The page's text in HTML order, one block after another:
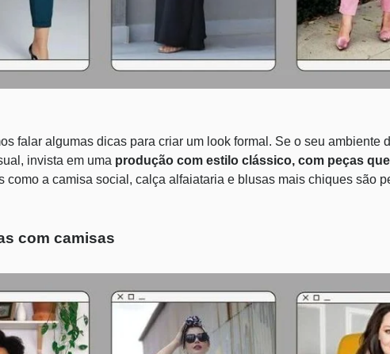
falar algumas dicas para criar um look formal. Se o seu ambiente
invista em uma produção com estilo clássico, com peças
como a camisa social, calça alfaiataria e blusas mais chiques são
com camisas